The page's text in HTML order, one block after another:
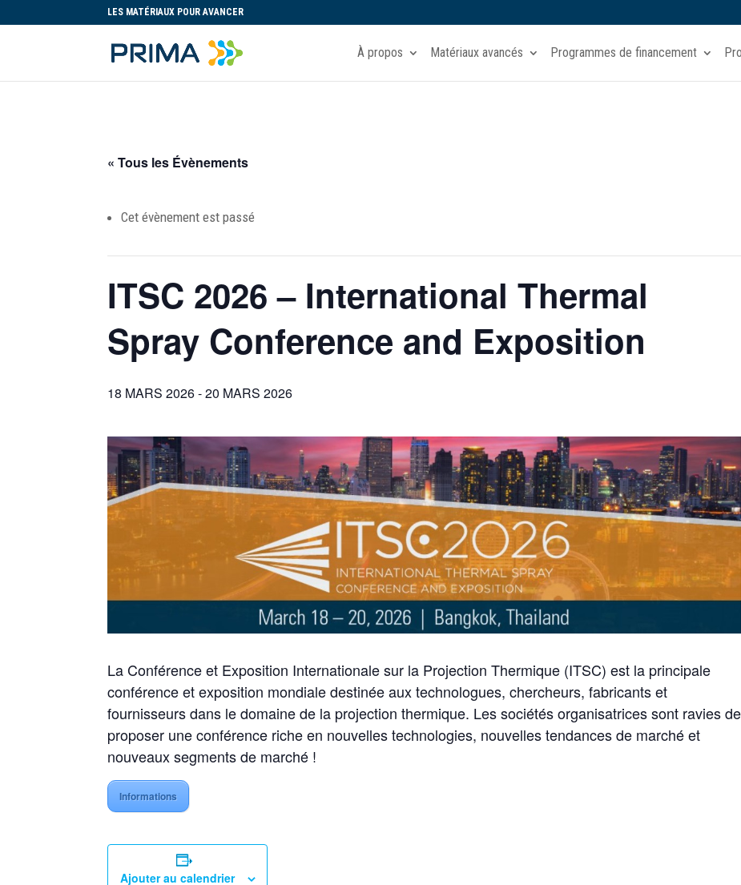
LES MATÉRIAUX POUR AVANCER
À propos Matériaux avancés Programmes de financement
« Tous les Évènements
Cet évènement est passé
ITSC 2026 – International Thermal
Spray Conference and Exposition
18 MARS 2026-20 MARS 2026
La Conférence et Exposition Internationale sur la Projection Thermique (ITSC) est la principale
conférence et exposition mondiale destinée aux technologues, chercheurs, fabricants et
fournisseurs dans le domaine de la projection thermique. Les sociétés organisatrices sont ravies de
proposer une conférence riche en nouvelles technologies, nouvelles tendances de marché et
nouveaux segments de marché !
Informations
Ajouter au calendrier